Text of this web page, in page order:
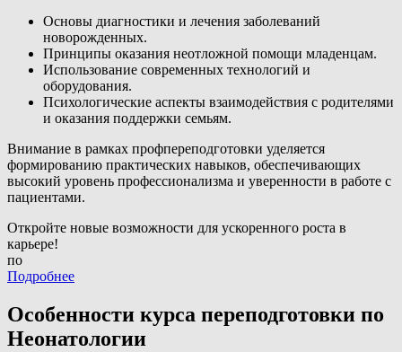
Основы диагностики и лечения заболеваний
новорожденных.
Принципы оказания неотложной помощи младенцам.
Использование современных технологий и
оборудования.
Психологические аспекты взаимодействия с родителями
и оказания поддержки семьям.
Внимание в рамках профпереподготовки уделяется
формированию практических навыков, обеспечивающих
высокий уровень профессионализма и уверенности в работе с
пациентами.
Откройте новые возможности для ускоренного роста в
карьере!
по
Подробнее
Особенности курса переподготовки по
Неонатологии